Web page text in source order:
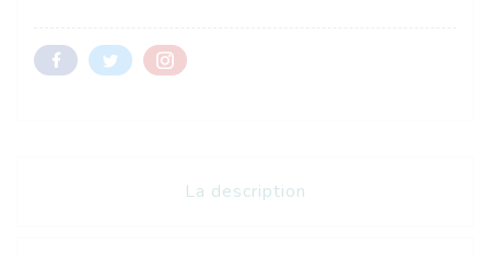
La description